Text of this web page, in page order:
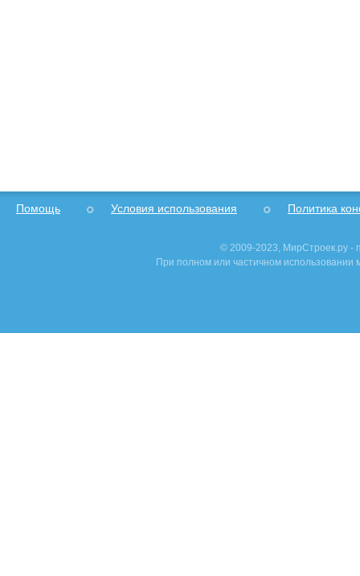
Помощь Условия использования Политика
© 2009-2023, МирСтроек.ру -
При полном или частичном использовании